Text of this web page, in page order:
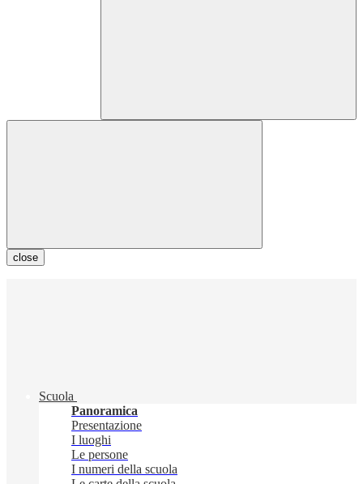
close
Scuola
Panoramica
Presentazione
I luoghi
Le persone
I numeri della scuola